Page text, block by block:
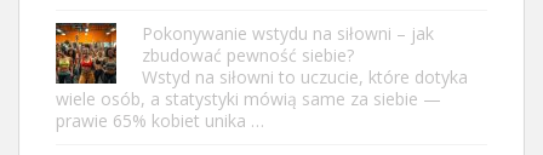
Pokonywanie wstydu na siłowni – jak
zbudować pewność siebie?
Wstyd na siłowni to uczucie, które dotyka
wiele osób, a statystyki mówią same za siebie —
prawie 65% kobiet unika …